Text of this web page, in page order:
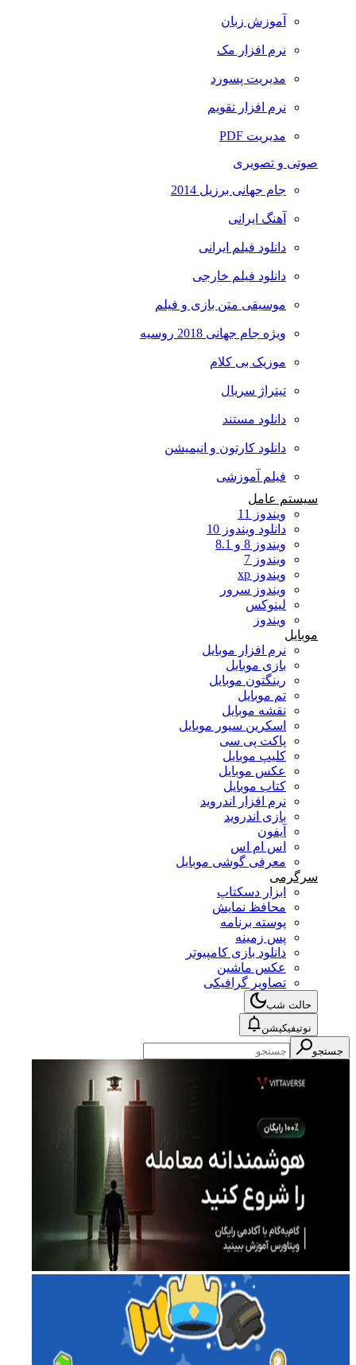
آموزش زبان
نرم افزار مک
مدیریت پسورد
نرم افزار تقویم
مدیریت PDF
صوتی و تصویری
جام جهانی برزیل 2014
آهنگ ایرانی
دانلود فیلم ایرانی
دانلود فیلم خارجی
موسیقی متن بازی و فیلم
ویژه جام جهانی 2018 روسیه
موزیک بی کلام
تیتراژ سریال
دانلود مستند
دانلود کارتون و انیمیشن
فیلم آموزشی
سیستم عامل
ویندوز 11
دانلود ویندوز 10
ویندوز 8 و 8.1
ویندوز 7
ویندوز xp
ویندوز سرور
لینوکس
ویندوز
موبایل
نرم افزار موبایل
بازی موبایل
رینگتون موبایل
تم موبایل
نقشه موبایل
اسکرین سیور موبایل
پاکت پی سی
کلیپ موبایل
عکس موبایل
کتاب موبایل
نرم افزار اندروید
بازی اندروید
آیفون
اس ام اس
معرفی گوشی موبایل
سرگرمی
ابزار دسکتاپ
محافظ نمایش
پوسته برنامه
پس زمینه
دانلود بازی کامپیوتر
عکس ماشین
تصاویر گرافیکی
حالت شب
نوتیفیکیشن
جستجو